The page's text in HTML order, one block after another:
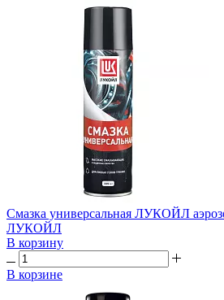
Смазка универсальная ЛУКОЙЛ
ЛУКОЙЛ
В корзину
В корзине